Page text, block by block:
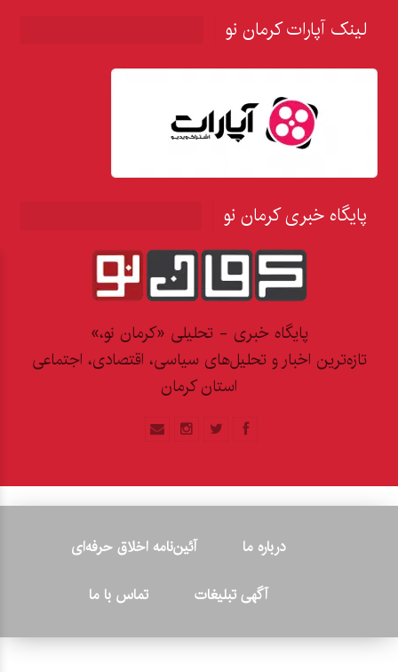
لینک آپارات کرمان نو
پایگاه خبری کرمان نو
پایگاه خبری - تحلیلی «کرمان نو،»
تازه‌ترین اخبار و تحلیل‌های سیاسی، اقتصادی، اجتماعی
استان کرمان
درباره ما
آئین‌نامه اخلاق حرفه‌ای
آگهی تبلیغات
تماس با ما